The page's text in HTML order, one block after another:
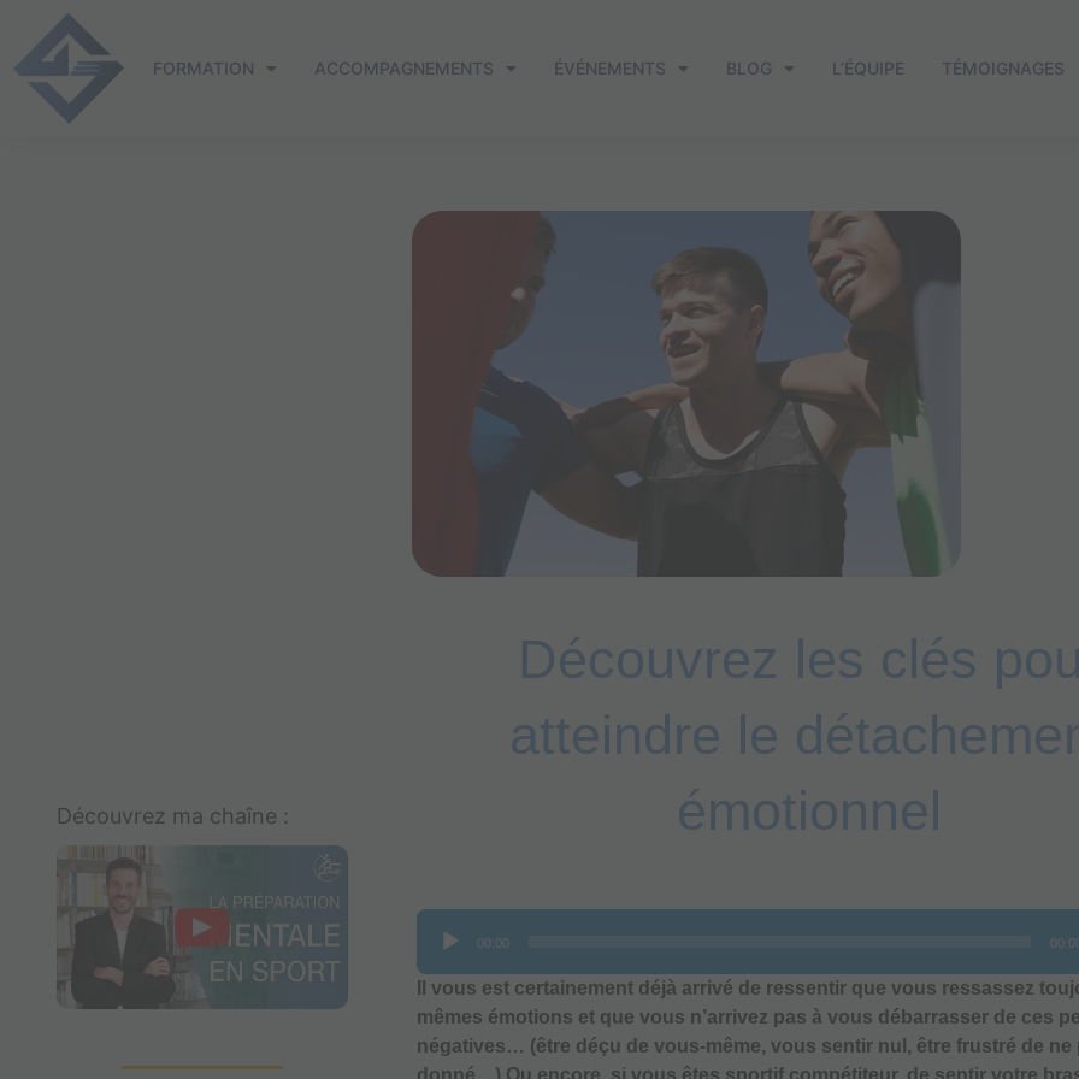
contenu
FORMATION ACCOMPAGNEMENTS ÉVÉNEMENTS BLOG L’ÉQUIPE TÉMOIGNAGES
Découvrez ma chaîne :
Découvrez les clés
atteindre le
émotionnel
Lecteur
audio
00:00
Il vous est certainement déjà arrivé de ressentir que vous ressassez
mêmes émotions et que vous n’arrivez pas à vous débarrasser de ces
négatives… (être déçu de vous-même, vous sentir nul, être frustré de ne
donné…) Ou encore, si vous êtes sportif compétiteur, de sentir votre